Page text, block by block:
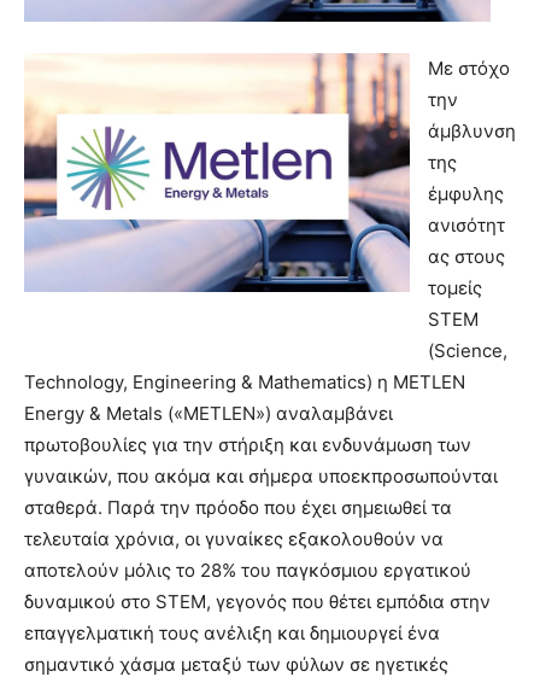
Με στόχο
την
άμβλυνση
της
έμφυλης
ανισότητ
ας στους
τομείς
STEM
(Science,
Technology, Engineering & Mathematics) η METLEN
Energy & Metals («METLEN») αναλαμβάνει
πρωτοβουλίες για την στήριξη και ενδυνάμωση των
γυναικών, που ακόμα και σήμερα υποεκπροσωπούνται
σταθερά. Παρά την πρόοδο που έχει σημειωθεί τα
τελευταία χρόνια, οι γυναίκες εξακολουθούν να
αποτελούν μόλις το 28% του παγκόσμιου εργατικού
δυναμικού στο STEM, γεγονός που θέτει εμπόδια στην
επαγγελματική τους ανέλιξη και δημιουργεί ένα
σημαντικό χάσμα μεταξύ των φύλων σε ηγετικές